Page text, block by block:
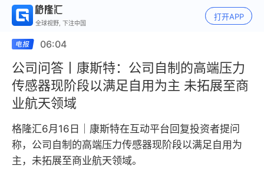
全球视野, 下注中国
打开APP
06:04
公司问答丨康斯特：公司自制的高端压力
传感器现阶段以满足自用为主 未拓展至商
业航天领域
格隆汇6月16日｜康斯特在互动平台回复投资者提问
称，公司自制的高端压力传感器现阶段以满足自用为
主，未拓展至商业航天领域。